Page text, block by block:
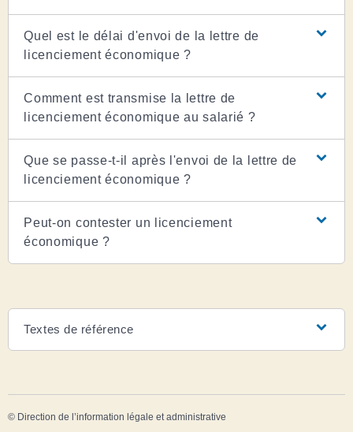
Quel est le délai d'envoi de la lettre de
licenciement économique ?
Comment est transmise la lettre de
licenciement économique au salarié ?
Que se passe-t-il après l'envoi de la lettre de
licenciement économique ?
Peut-on contester un licenciement
économique ?
Textes de référence
© Direction de l’information légale et administrative